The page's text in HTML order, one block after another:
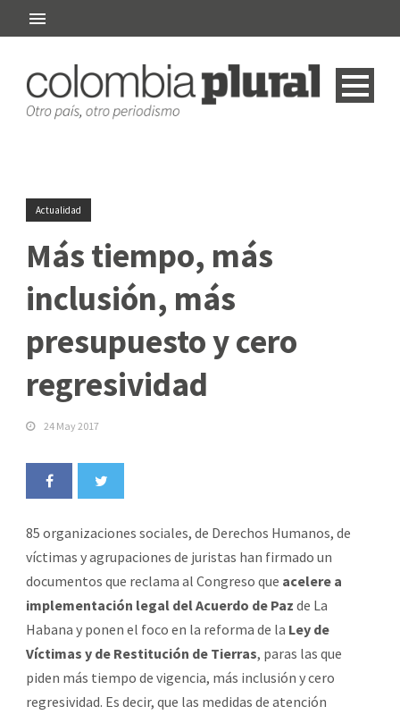
Actualidad
Más tiempo, más
inclusión, más
presupuesto y cero
regresividad
24 May 2017
85 organizaciones sociales, de Derechos Humanos, de
víctimas y agrupaciones de juristas han firmado un
documentos que reclama al Congreso que acelere a
implementación legal del Acuerdo de Paz de La
Habana y ponen el foco en la reforma de la Ley de
Víctimas y de Restitución de Tierras, paras las que
piden más tiempo de vigencia, más inclusión y cero
regresividad. Es decir, que las medidas de atención